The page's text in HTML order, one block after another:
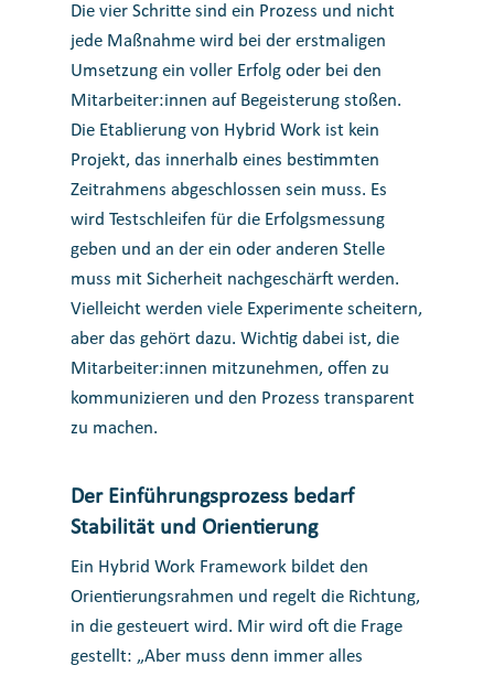
Die vier Schritte sind ein Prozess und nicht
jede Maßnahme wird bei der erstmaligen
Umsetzung ein voller Erfolg oder bei den
Mitarbeiter:innen auf Begeisterung stoßen.
Die Etablierung von Hybrid Work ist kein
Projekt, das innerhalb eines bestimmten
Zeitrahmens abgeschlossen sein muss. Es
wird Testschleifen für die Erfolgsmessung
geben und an der ein oder anderen Stelle
muss mit Sicherheit nachgeschärft werden.
Vielleicht werden viele Experimente scheitern,
aber das gehört dazu. Wichtig dabei ist, die
Mitarbeiter:innen mitzunehmen, offen zu
kommunizieren und den Prozess transparent
zu machen.
Der Einführungsprozess bedarf
Stabilität und Orientierung
Ein Hybrid Work Framework bildet den
Orientierungsrahmen und regelt die Richtung,
in die gesteuert wird. Mir wird oft die Frage
gestellt: „Aber muss denn immer alles